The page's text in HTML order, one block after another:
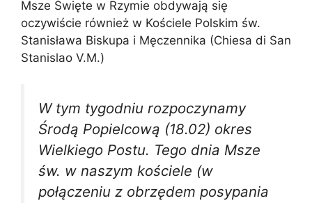
Msze Święte w Rzymie obdywają się
oczywiście również w Kościele Polskim św.
Stanisława Biskupa i Męczennika (Chiesa di San
Stanislao V.M.)
W tym tygodniu rozpoczynamy
Środą Popielcową (18.02) okres
Wielkiego Postu. Tego dnia Msze
św. w naszym kościele (w
połączeniu z obrzędem posypania